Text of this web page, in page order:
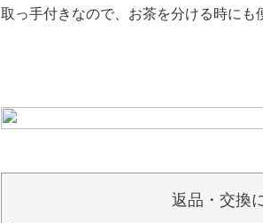
取っ手付きなので、お茶を分ける時にも
返品・交換